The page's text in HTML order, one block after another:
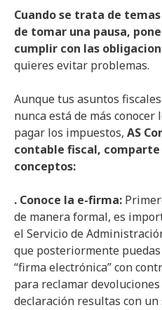
Cuando se trata de
de tomar una pausa,
cumplir con las
quieres evitar problemas.
Aunque tus asuntos
nunca está de más
pagar los impuestos, AS
contable fiscal, comparte
conceptos:
. Conoce la e-firma:
de manera formal, es
el Servicio de
que posteriormente
“firma electrónica” con
para reclamar
declaración resultas con un